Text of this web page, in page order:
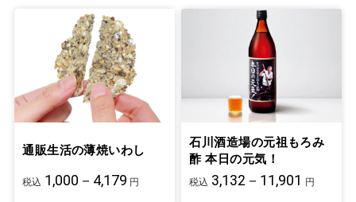
通販生活の薄焼いわし
税込 1,000－4,179 円
石川酒造場の元祖もろみ
酢 本日の元気！
税込 3,132－11,901 円